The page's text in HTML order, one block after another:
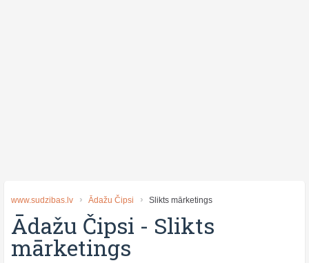
www.sudzibas.lv Ādažu Čipsi Slikts mārketings
Ādažu Čipsi - Slikts
mārketings